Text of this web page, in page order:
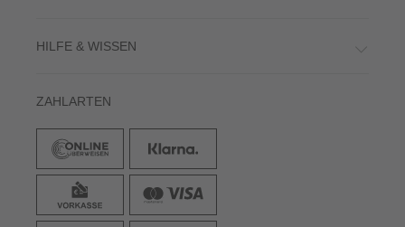
HILFE & WISSEN
ZAHLARTEN